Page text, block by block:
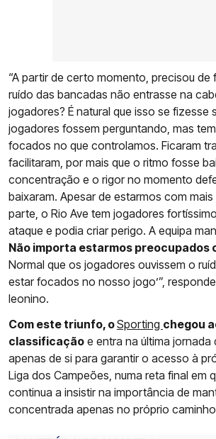
“A partir de certo momento, precisou de
ruído das bancadas não entrasse na
jogadores? É natural que isso se fizesse
jogadores fossem perguntando, mas
focados no que controlamos. Ficaram
facilitaram, por mais que o ritmo fosse
concentração e o rigor no momento
baixaram. Apesar de estarmos com mais
parte, o Rio Ave tem jogadores
ataque e podia criar perigo. A equipa
Não importa estarmos preocupados
Normal que os jogadores ouvissem o
estar focados no nosso jogo’”,
leonino.
Com este triunfo, oSporting chegou
classificação e entra na última jornada
apenas de si para garantir o acesso à
Liga dos Campeões, numa reta final em
continua a insistir na importância de
concentrada apenas no próprio